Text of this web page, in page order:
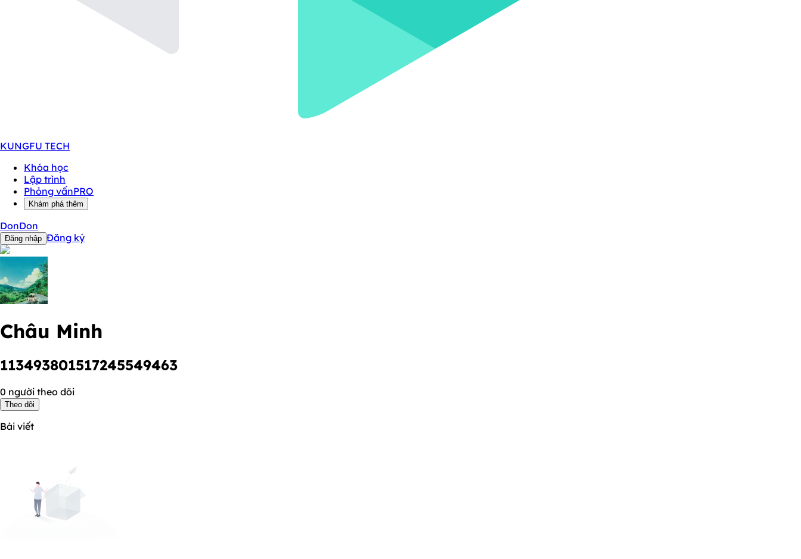
KUNGFU TECH
Khóa học
Lập trình
Phỏng vấnPRO
Khám phá thêm
DonDon
Đăng nhập Đăng ký
Châu Minh
113493801517245549463
0 người theo dõi
Theo dõi
Bài viết